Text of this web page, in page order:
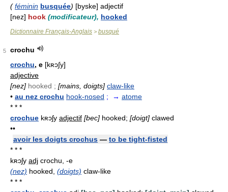
( féminin busquée) [byske] adjectif
[nez] hook (modificateur), hooked
Dictionnaire Français-Anglais > busqué
5
crochu
crochu, e [kʀɔ∫y]
adjective
[nez] hooked ; [mains, doigts] claw-like
• au nez crochu hook-nosed ; → atome
* * *
crochue kʀɔʃy adjectif [bec] hooked; [doigt] clawed
••
avoir les doigts crochus — to be tight-fisted
* * *
kʀɔʃy adj crochu, -e
(nez) hooked, (doigts) claw-like
* * *